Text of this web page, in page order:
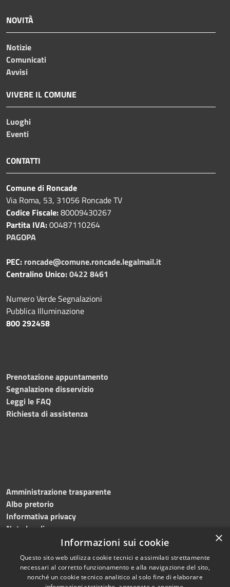
NOVITÀ
Notizie
Comunicati
Avvisi
VIVERE IL COMUNE
Luoghi
Eventi
CONTATTI
Comune di Roncade
Via Roma, 53, 31056 Roncade TV
Codice Fiscale:80009430267
Partita IVA:00487110264
PAGOPA
PEC: roncade@comune.roncade.legalmail.it
Centralino Unico:0422 8461
Numero Verde Segnalazioni
Pubblica Illuminazione
800 292458
Prenotazione appuntamento
Segnalazione disservizio
Leggi le FAQ
Richiesta di assistenza
Amministrazione trasparente
Albo pretorio
Informativa privacy
Note legali
Dichiarazione di accessibilità
×
Informazioni sui cookie
Questo sito web utilizza cookie tecnici e assimilati strettamente
necessari al corretto funzionamento e alla navigazione del sito,
nonché un cookie tecnico analitico al solo fine di elaborare